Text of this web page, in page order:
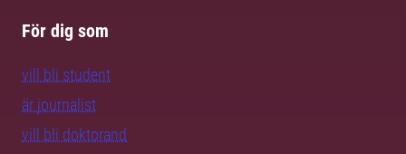
För dig som
vill bli student
är journalist
vill bli doktorand